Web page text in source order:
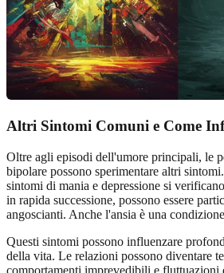
Altri Sintomi Comuni e Come
Oltre agli episodi dell'umore principali, le
bipolare possono sperimentare altri
sintomi di mania e depressione si
in rapida successione, possono essere
angoscianti. Anche l'ansia è una
Questi sintomi possono influenzare
della vita. Le relazioni possono diventare
comportamenti imprevedibili e fluttuazioni